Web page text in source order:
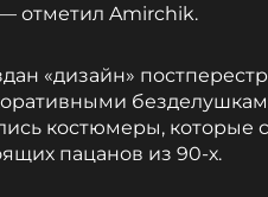
отметил Amirchik.
«дизайн»
костюмеры, которые
пацанов из 90-х.